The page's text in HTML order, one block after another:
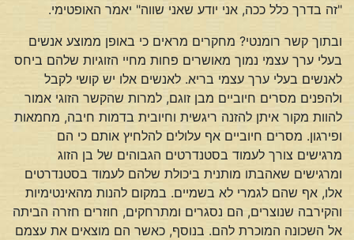
"זה בדרך כלל ככה, אני יודע שאני שווה" יאמר האופטימי.
ובתוך קשר רומנטי? מחקרים מראים כי באופן ממוצע אנשים
בעלי ערך עצמי נמוך מאושרים פחות מחיי הזוגיות שלהם ביחס
לאנשים בעלי ערך עצמי בריא. לאנשים אלו יש קושי לקבל
ולהפנים מסרים חיוביים מבן זוגם, למרות שהקשר הזוגי אמור
להוות מקור איתן להזנה ריגשית וחיובית בדמות חיבה, מחמאות
ופירגון. מסרים חיוביים אף עלולים להלחיץ אותם כי הם
מרגישים צורך לעמוד בסטנדרטים הגבוהים של בן הזוג
ומרגישים שאהבתו מותנית ביכולת שלהם לעמוד בסטנדרטים
אלו, אף שהם לגמרי לא בשמיים. במקום להנות מהאינטימיות
והקירבה שנוצרים, הם נסגרים ומתרחקים, חוזרים חזרה הביתה
אל השכונה המוכרת להם. בנוסף, כאשר הם מוצאים את עצמם